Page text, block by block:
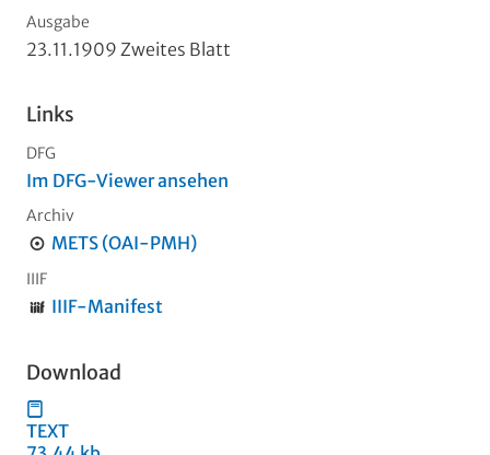
Ausgabe
23.11.1909 Zweites Blatt
Links
DFG
Im DFG-Viewer ansehen
Archiv
METS (OAI-PMH)
IIIF
IIIF-Manifest
Download
TEXT